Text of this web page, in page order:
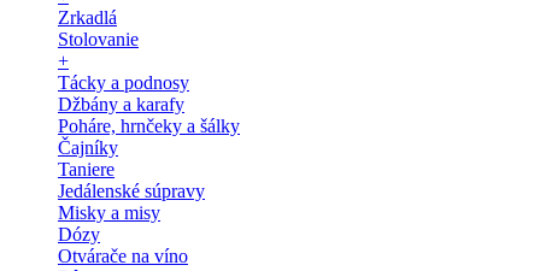
Zrkadlá
Stolovanie
+
Tácky a podnosy
Džbány a karafy
Poháre, hrnčeky a šálky
Čajníky
Taniere
Jedálenské súpravy
Misky a misy
Dózy
Otvárače na víno